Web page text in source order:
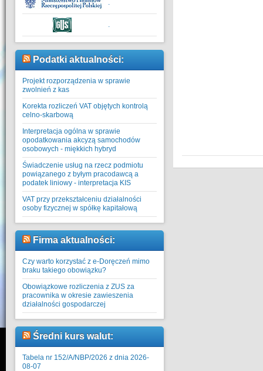
Podatki aktualności:
Projekt rozporządzenia w sprawie
zwolnień z kas
Korekta rozliczeń VAT objętych kontrolą
celno-skarbową
Interpretacja ogólna w sprawie
opodatkowania akcyzą samochodów
osobowych - miękkich hybryd
Świadczenie usług na rzecz podmiotu
powiązanego z byłym pracodawcą a
podatek liniowy - interpretacja KIS
VAT przy przekształceniu działalności
osoby fizycznej w spółkę kapitałową
Firma aktualności:
Czy warto korzystać z e-Doręczeń mimo
braku takiego obowiązku?
Obowiązkowe rozliczenia z ZUS za
pracownika w okresie zawieszenia
działalności gospodarczej
Średni kurs walut:
Tabela nr 152/A/NBP/2026 z dnia 2026-
08-07